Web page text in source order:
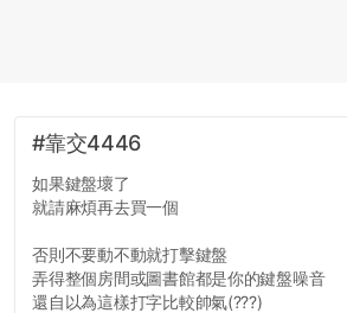
#靠交4446
如果鍵盤壞了
就請麻煩再去買一個
否則不要動不動就打擊鍵盤
弄得整個房間或圖書館都是你的鍵盤噪音
還自以為這樣打字比較帥氣(???)